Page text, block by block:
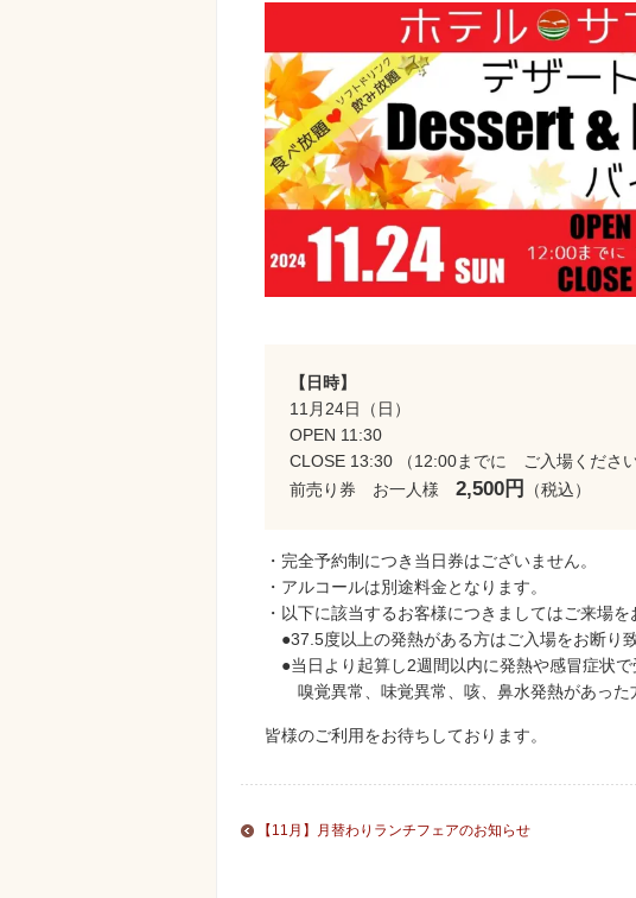
【日時】
11月24日（日）
OPEN 11:30
CLOSE 13:30 （12:00までに ご入場ください
前売り券 お一人様2,500円 （税込）
・完全予約制につき当日券はございません。
・アルコールは別途料金となります。
・以下に該当するお客様につきましてはご来場
●37.5度以上の発熱がある方はご入場をお断り致
●当日より起算し2週間以内に発熱や感冒症状で
嗅覚異常、味覚異常、咳、鼻水発熱があった
皆様のご利用をお待ちしております。
【11月】月替わりランチフェアのお知らせ